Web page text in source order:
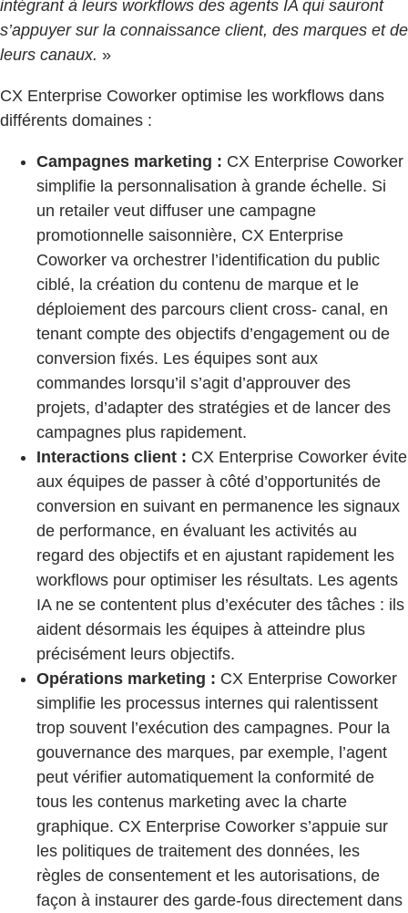
intégrant à leurs workflows des agents IA qui sauront
s’appuyer sur la connaissance client, des marques et de
leurs canaux. »
CX Enterprise Coworker optimise les workflows dans
différents domaines :
Campagnes marketing : CX Enterprise Coworker
simplifie la personnalisation à grande échelle. Si
un retailer veut diffuser une campagne
promotionnelle saisonnière, CX Enterprise
Coworker va orchestrer l’identification du public
ciblé, la création du contenu de marque et le
déploiement des parcours client cross- canal, en
tenant compte des objectifs d’engagement ou de
conversion fixés. Les équipes sont aux
commandes lorsqu’il s’agit d’approuver des
projets, d’adapter des stratégies et de lancer des
campagnes plus rapidement.
Interactions client : CX Enterprise Coworker évite
aux équipes de passer à côté d’opportunités de
conversion en suivant en permanence les signaux
de performance, en évaluant les activités au
regard des objectifs et en ajustant rapidement les
workflows pour optimiser les résultats. Les agents
IA ne se contentent plus d’exécuter des tâches : ils
aident désormais les équipes à atteindre plus
précisément leurs objectifs.
Opérations marketing : CX Enterprise Coworker
simplifie les processus internes qui ralentissent
trop souvent l’exécution des campagnes. Pour la
gouvernance des marques, par exemple, l’agent
peut vérifier automatiquement la conformité de
tous les contenus marketing avec la charte
graphique. CX Enterprise Coworker s’appuie sur
les politiques de traitement des données, les
règles de consentement et les autorisations, de
façon à instaurer des garde-fous directement dans